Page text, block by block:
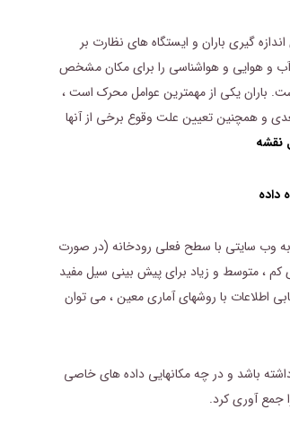
گیری باران و ایستگاه های نظارت بر
و هوایی و هواشناسی را برای مکان مشخص
باران یکی از مهمترین عوامل محرک است ،
و همچنین تعیین علت وقوع برخی از آنها
نقشه
وب سایتی با سطح فعلی رودخانه (در صورت
کم ، متوسط ​​و زیاد برای پیش بینی سیل مفید
اطلاعات با روشهای آماری معین ، می توان
باشد و در چه مکانهایی داده های خاصی
جمع آوری کرد.